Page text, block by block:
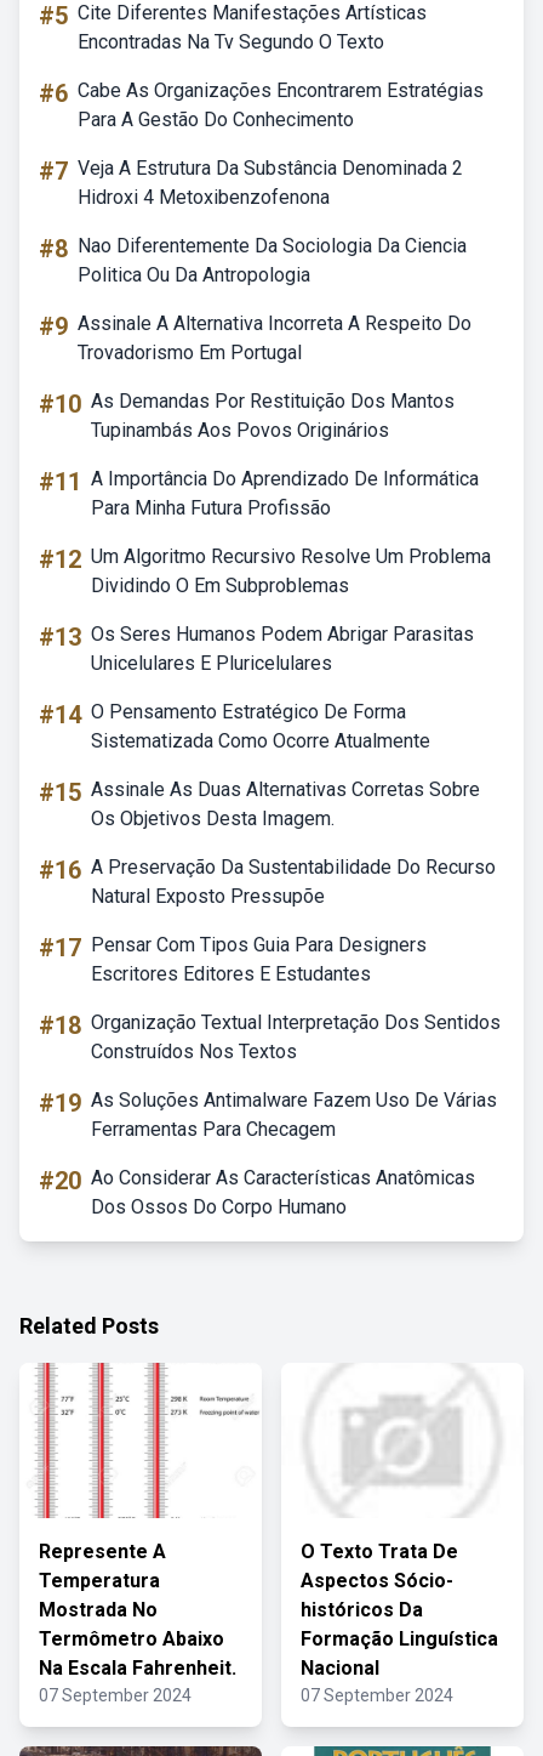
#5 Cite Diferentes Manifestações Artísticas
Encontradas Na Tv Segundo O Texto
#6 Cabe As Organizações Encontrarem Estratégias
Para A Gestão Do Conhecimento
#7 Veja A Estrutura Da Substância Denominada 2
Hidroxi 4 Metoxibenzofenona
#8 Nao Diferentemente Da Sociologia Da Ciencia
Politica Ou Da Antropologia
#9 Assinale A Alternativa Incorreta A Respeito Do
Trovadorismo Em Portugal
#10 As Demandas Por Restituição Dos Mantos
Tupinambás Aos Povos Originários
#11 A Importância Do Aprendizado De Informática
Para Minha Futura Profissão
#12 Um Algoritmo Recursivo Resolve Um Problema
Dividindo O Em Subproblemas
#13 Os Seres Humanos Podem Abrigar Parasitas
Unicelulares E Pluricelulares
#14 O Pensamento Estratégico De Forma
Sistematizada Como Ocorre Atualmente
#15 Assinale As Duas Alternativas Corretas Sobre
Os Objetivos Desta Imagem.
#16 A Preservação Da Sustentabilidade Do Recurso
Natural Exposto Pressupõe
#17 Pensar Com Tipos Guia Para Designers
Escritores Editores E Estudantes
#18 Organização Textual Interpretação Dos Sentidos
Construídos Nos Textos
#19 As Soluções Antimalware Fazem Uso De Várias
Ferramentas Para Checagem
#20 Ao Considerar As Características Anatômicas
Dos Ossos Do Corpo Humano
Related Posts
Represente A
Temperatura
Mostrada No
Termômetro Abaixo
Na Escala Fahrenheit.
07 September 2024
O Texto Trata De
Aspectos Sócio-
históricos Da
Formação Linguística
Nacional
07 September 2024